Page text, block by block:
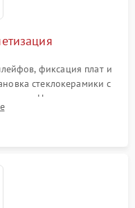
фиксация плат и
стеклокерамики с
Нанесение
уплотнительной